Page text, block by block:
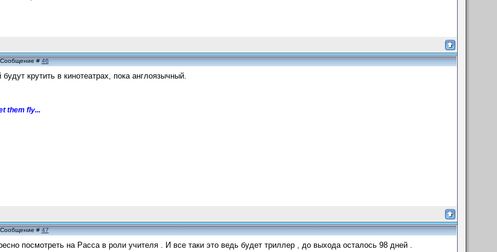
Сообщение #46
будут крутить в кинотеатрах, пока англоязычный.
them fly...
Сообщение #47
посмотреть на Расса в роли учителя . И все таки это ведь будет триллер , до выхода осталось 98 дней .